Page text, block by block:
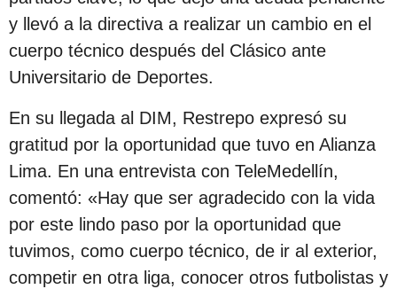
ñ
o
s
d
e
s
d
e
l
a
p
y llevó a la directiva a realizar un cambio en el
cuerpo técnico después del Clásico ante
Universitario de Deportes.
En su llegada al DIM, Restrepo expresó su
gratitud por la oportunidad que tuvo en Alianza
Lima. En una entrevista con TeleMedellín,
comentó: «Hay que ser agradecido con la vida
por este lindo paso por la oportunidad que
tuvimos, como cuerpo técnico, de ir al exterior,
competir en otra liga, conocer otros futbolistas y